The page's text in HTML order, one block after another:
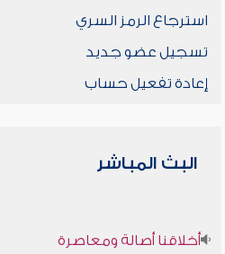
استرجاع الرمز السري
تسجيل عضو جديد
إعادة تفعيل حساب
البث المباشر
أخلاقنا أصالة ومعاصرة